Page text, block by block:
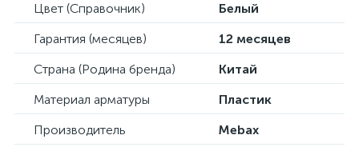
Цвет (Справочник)
Белый
Гарантия (месяцев)
12 месяцев
Страна (Родина бренда)
Китай
Материал арматуры
Пластик
Производитель
Mebax